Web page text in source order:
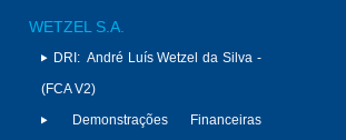
WETZEL S.A.
DRI: André Luís Wetzel da Silva -
(FCA V2)
Demonstrações Financeiras